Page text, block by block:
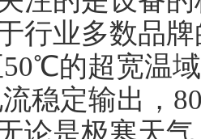
行业多数品
的超宽温
稳定输出，